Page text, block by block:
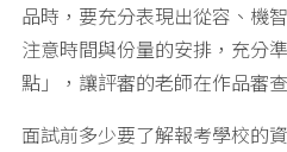
品時，要充分表現出從容、機
注意時間與份量的安排，充分
點」，讓評審的老師在作品審
面試前多少要了解報考學校的